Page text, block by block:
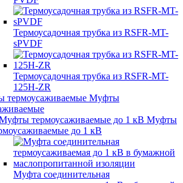
Термоусадочная трубка из RSFR-MT-
sPVDF
Термоусадочная трубка из RSFR-MT-
125H-ZR
Муфты
Муфты
до 1 кВ
Муфта соединительная